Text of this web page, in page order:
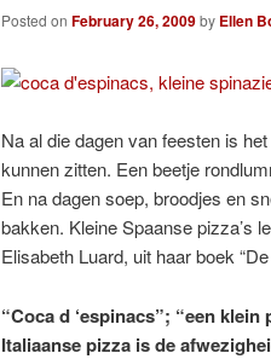
Posted on February 26, 2009by Ellen
Na al die dagen van feesten is
kunnen zitten. Een beetje
En na dagen soep, broodjes en
bakken. Kleine Spaanse pizza’s
Elisabeth Luard, uit haar boek
“Coca d ‘espinacs”; “een
Italiaanse pizza is de